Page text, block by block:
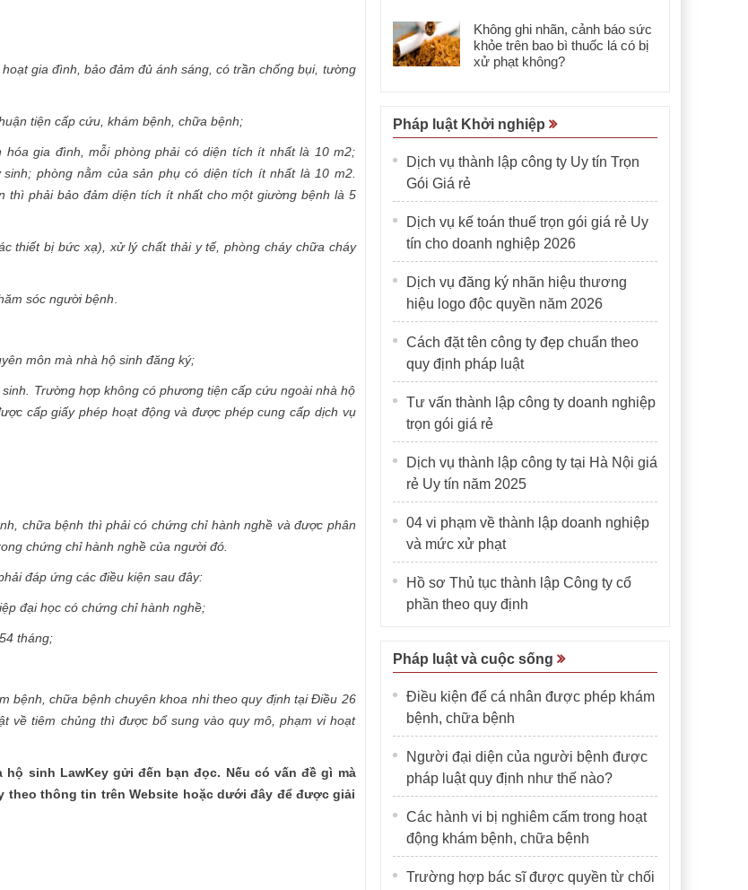
gia đình, bảo đảm đủ ánh sáng, có trần chống bụi, tường
tiện cấp cứu, khám bệnh, chữa bệnh;
gia đình, mỗi phòng phải có diện tích ít nhất là 10 m2;
phòng nằm của sản phụ có diện tích ít nhất là 10 m2.
thì phải bảo đảm diện tích ít nhất cho một giường bệnh là 5
thiết bị bức xạ), xử lý chất thải y tế, phòng cháy chữa cháy
sóc người bệnh
môn mà nhà hộ sinh đăng ký;
Trường hợp không có phương tiện cấp cứu ngoài nhà hộ
cấp giấy phép hoạt động và được phép cung cấp dịch vụ
chữa bệnh thì phải có chứng chỉ hành nghề và được phân
chứng chỉ hành nghề của người đó.
đáp ứng các điều kiện sau đây:
đại học có chứng chỉ hành nghề;
tháng;
bệnh, chữa bệnh chuyên khoa nhi theo quy định tại Điều 26
về tiêm chủng thì được bổ sung vào quy mô, phạm vi hoạt
hộ sinh LawKey gửi đến bạn đọc. Nếu có vấn đề gì mà
theo thông tin trên Website hoặc dưới đây để được giải
Không ghi nhãn, cảnh báo sức
khỏe trên bao bì thuốc lá có bị
xử phạt không?
Pháp luật Khởi nghiệp
Dịch vụ thành lập công ty Uy tín Trọn
Gói Giá rẻ
Dịch vụ kế toán thuế trọn gói giá rẻ Uy
tín cho doanh nghiệp 2026
Dịch vụ đăng ký nhãn hiệu thương
hiệu logo độc quyền năm 2026
Cách đặt tên công ty đẹp chuẩn theo
quy định pháp luật
Tư vấn thành lập công ty doanh nghiệp
trọn gói giá rẻ
Dịch vụ thành lập công ty tại Hà Nội giá
rẻ Uy tín năm 2025
04 vi phạm về thành lập doanh nghiệp
và mức xử phạt
Hồ sơ Thủ tục thành lập Công ty cổ
phần theo quy định
Pháp luật và cuộc sống
Điều kiện để cá nhân được phép khám
bệnh, chữa bệnh
Người đại diện của người bệnh được
pháp luật quy định như thế nào?
Các hành vi bị nghiêm cấm trong hoạt
động khám bệnh, chữa bệnh
Trường hợp bác sĩ được quyền từ chối